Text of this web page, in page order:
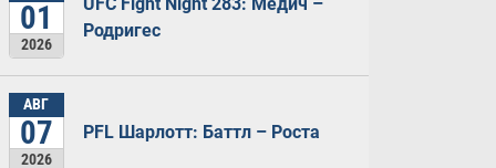
01
2026
Родригес
АВГ
07
2026
PFL Шарлотт: Баттл – Роста